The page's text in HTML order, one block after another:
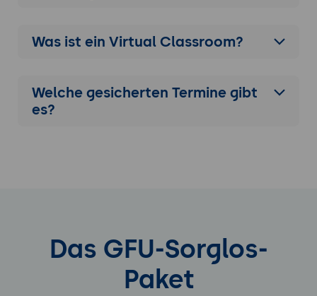
Was ist ein Virtual Classroom?
Welche gesicherten Termine gibt
es?
Das GFU-Sorglos-
Paket